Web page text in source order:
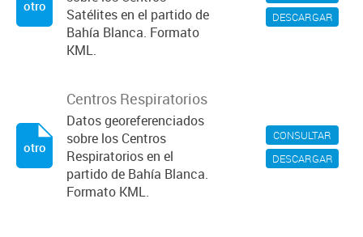
DESCARGAR
Satélites en el partido de
Bahía Blanca. Formato
KML.
otro
CONSULTAR
DESCARGAR
Centros Respiratorios
Datos georeferenciados
sobre los Centros
Respiratorios en el
partido de Bahía Blanca.
Formato KML.
otro